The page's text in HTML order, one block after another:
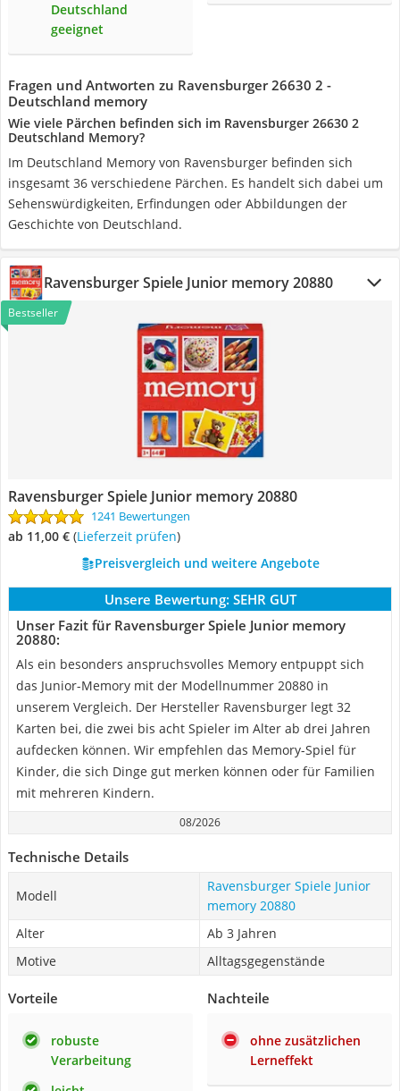
Deutschland
geeignet
Fragen und Antworten zu Ravensburger 26630 2 -
Deutschland memory
Wie viele Pärchen befinden sich im Ravensburger 26630 2
Deutschland Memory?
Im Deutschland Memory von Ravensburger befinden sich
insgesamt 36 verschiedene Pärchen. Es handelt sich dabei um
Sehenswürdigkeiten, Erfindungen oder Abbildungen der
Geschichte von Deutschland.
Ravensburger Spiele Junior memory 20880
Bestseller
Ravensburger Spiele Junior memory 20880
1241 Bewertungen
ab 11,00 € (Lieferzeit prüfen)
Preisvergleich und weitere Angebote
Unsere Bewertung: SEHR GUT
Unser Fazit für Ravensburger Spiele Junior memory
20880:
Als ein besonders anspruchsvolles Memory entpuppt sich
das Junior-Memory mit der Modellnummer 20880 in
unserem Vergleich. Der Hersteller Ravensburger legt 32
Karten bei, die zwei bis acht Spieler im Alter ab drei Jahren
aufdecken können. Wir empfehlen das Memory-Spiel für
Kinder, die sich Dinge gut merken können oder für Familien
mit mehreren Kindern.
08/2026
Technische Details
Modell
Ravensburger Spiele Junior
memory 20880
Alter
Ab 3 Jahren
Motive
Alltagsgegenstände
Vorteile
robuste
Verarbeitung
Nachteile
ohne zusätzlichen
Lerneffekt